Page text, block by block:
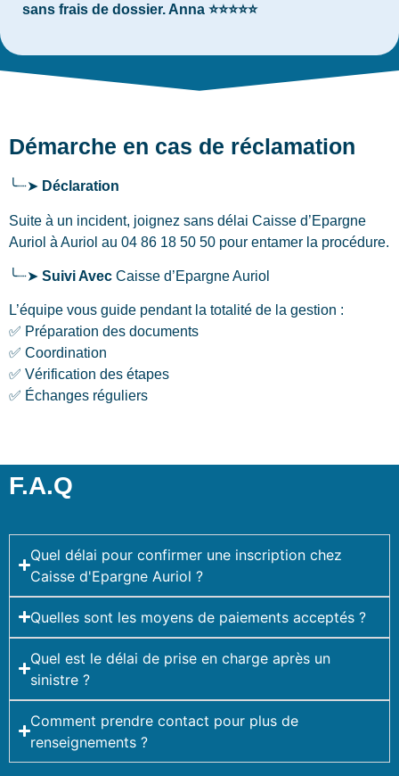
sans frais de dossier. Anna ⭐⭐⭐⭐⭐
Démarche en cas de réclamation
╰┈➤ Déclaration
Suite à un incident, joignez sans délai Caisse d’Epargne
Auriol à Auriol au 04 86 18 50 50 pour entamer la procédure.
╰┈➤ Suivi Avec Caisse d’Epargne Auriol
L’équipe vous guide pendant la totalité de la gestion :
✅ Préparation des documents
✅ Coordination
✅ Vérification des étapes
✅ Échanges réguliers
F.A.Q
Quel délai pour confirmer une inscription chez
Caisse d'Epargne Auriol ?
Quelles sont les moyens de paiements acceptés ?
Quel est le délai de prise en charge après un
sinistre ?
Comment prendre contact pour plus de
renseignements ?